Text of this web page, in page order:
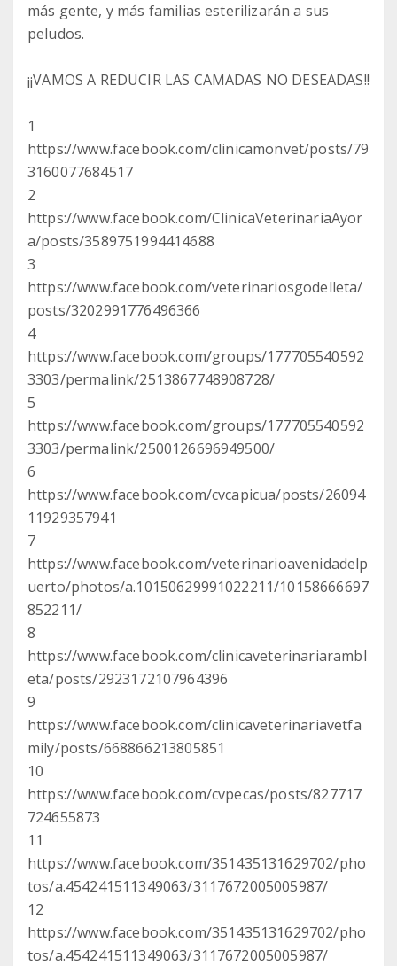
más gente, y más familias esterilizarán a sus
peludos.
¡¡VAMOS A REDUCIR LAS CAMADAS NO DESEADAS!!
1
https://www.facebook.com/clinicamonvet/posts/79
3160077684517
2
https://www.facebook.com/ClinicaVeterinariaAyor
a/posts/3589751994414688
3
https://www.facebook.com/veterinariosgodelleta/
posts/3202991776496366
4
https://www.facebook.com/groups/177705540592
3303/permalink/2513867748908728/
5
https://www.facebook.com/groups/177705540592
3303/permalink/2500126696949500/
6
https://www.facebook.com/cvcapicua/posts/26094
11929357941
7
https://www.facebook.com/veterinarioavenidadelp
uerto/photos/a.10150629991022211/10158666697
852211/
8
https://www.facebook.com/clinicaveterinariarambl
eta/posts/2923172107964396
9
https://www.facebook.com/clinicaveterinariavetfa
mily/posts/668866213805851
10
https://www.facebook.com/cvpecas/posts/827717
724655873
11
https://www.facebook.com/351435131629702/pho
tos/a.454241511349063/3117672005005987/
12
https://www.facebook.com/351435131629702/pho
tos/a.454241511349063/3117672005005987/